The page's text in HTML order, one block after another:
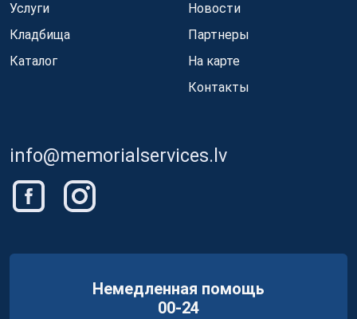
Услуги
Кладбища
Каталог
Новости
Партнеры
На карте
Контакты
info@memorialservices.lv
Немедленная помощь
00-24